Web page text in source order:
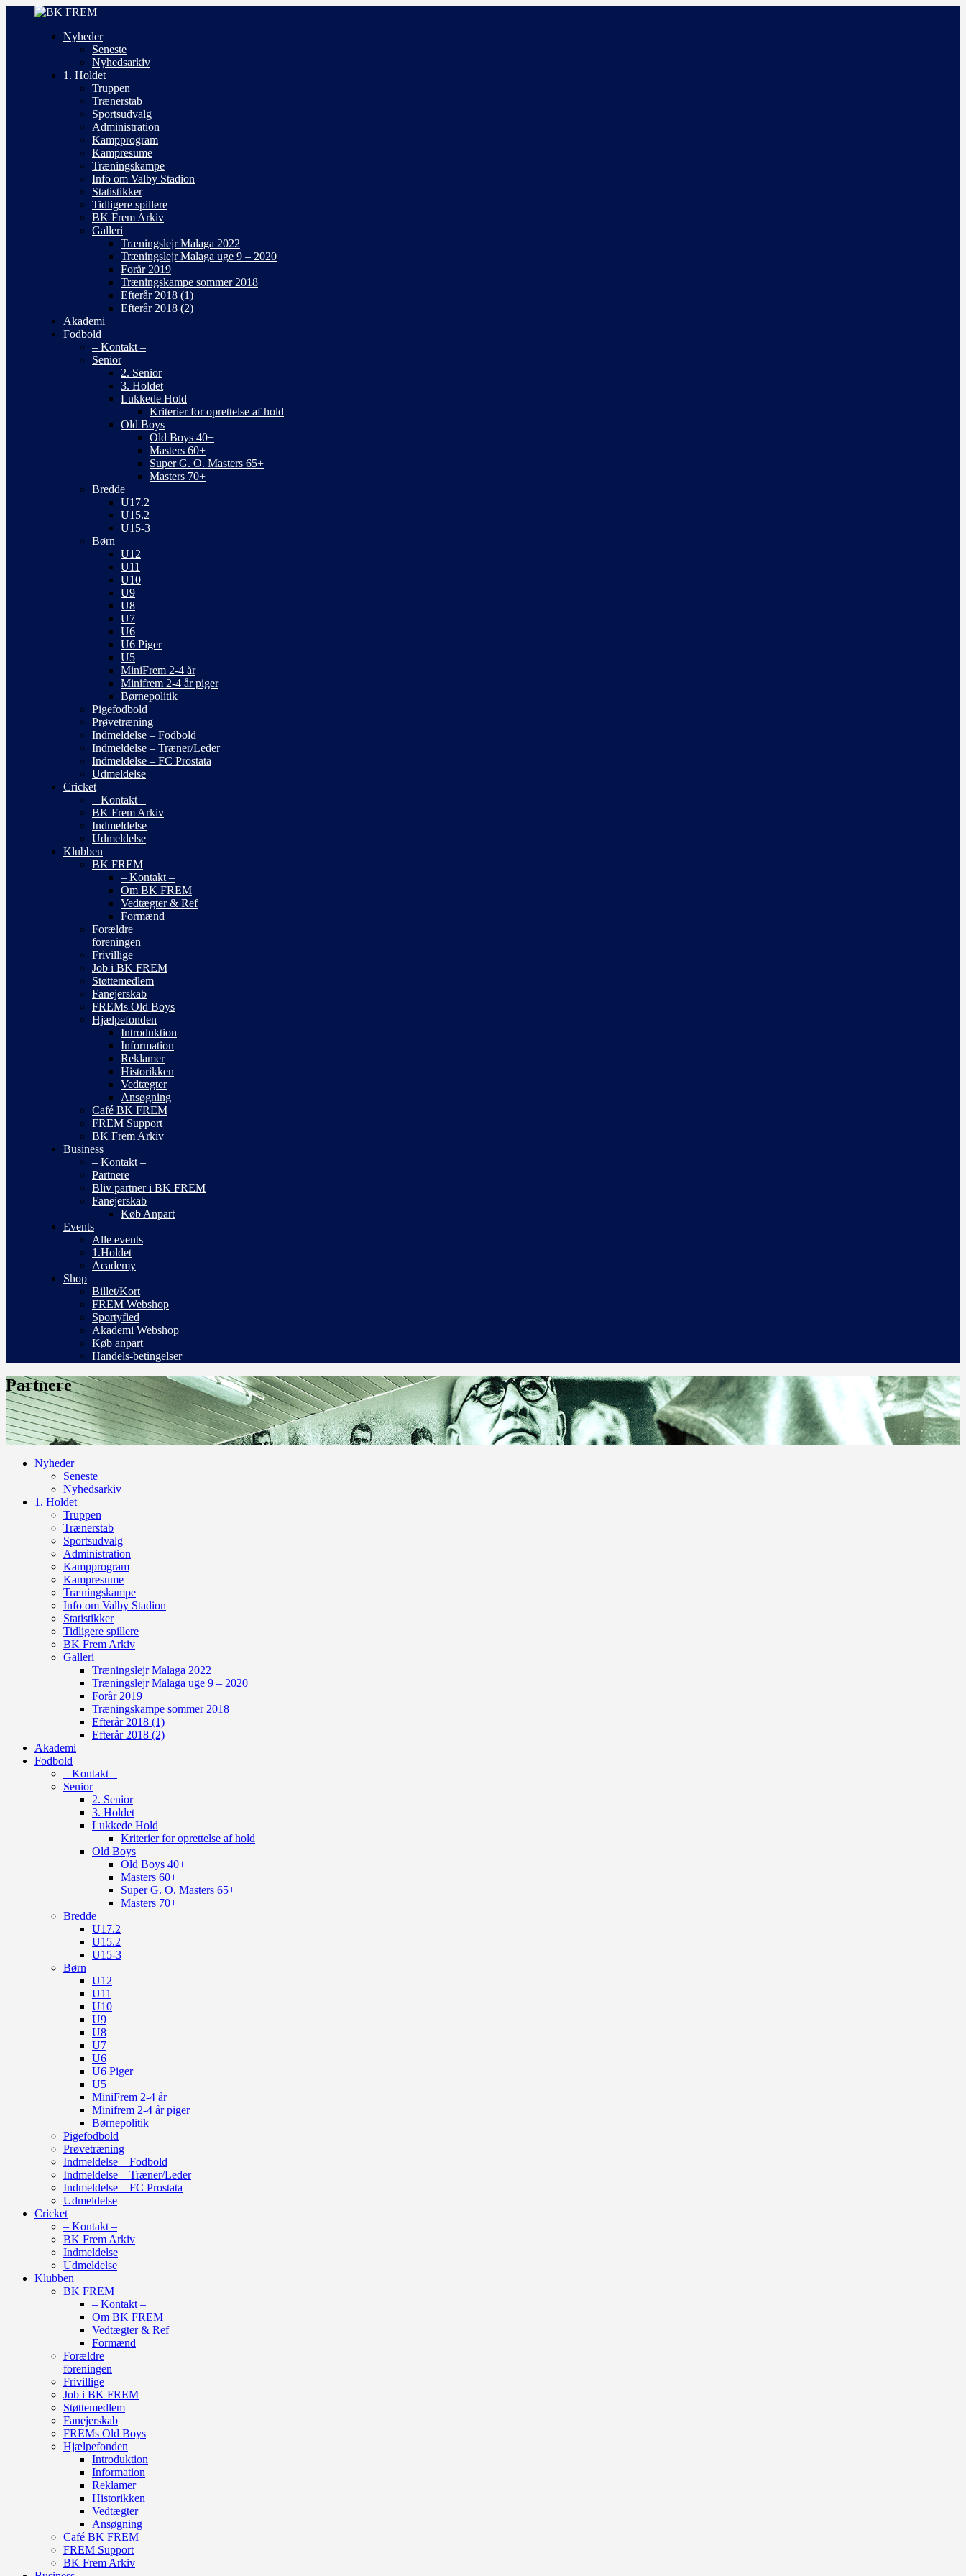
Nyheder
Seneste
Nyhedsarkiv
1. Holdet
Truppen
Trænerstab
Sportsudvalg
Administration
Kampprogram
Kampresume
Træningskampe
Info om Valby Stadion
Statistikker
Tidligere spillere
BK Frem Arkiv
Galleri
Træningslejr Malaga 2022
Træningslejr Malaga uge 9 – 2020
Forår 2019
Træningskampe sommer 2018
Efterår 2018 (1)
Efterår 2018 (2)
Akademi
Fodbold
– Kontakt –
Senior
2. Senior
3. Holdet
Lukkede Hold
Kriterier for oprettelse af hold
Old Boys
Old Boys 40+
Masters 60+
Super G. O. Masters 65+
Masters 70+
Bredde
U17.2
U15.2
U15-3
Børn
U12
U11
U10
U9
U8
U7
U6
U6 Piger
U5
MiniFrem 2-4 år
Minifrem 2-4 år piger
Børnepolitik
Pigefodbold
Prøvetræning
Indmeldelse – Fodbold
Indmeldelse – Træner/Leder
Indmeldelse – FC Prostata
Udmeldelse
Cricket
– Kontakt –
BK Frem Arkiv
Indmeldelse
Udmeldelse
Klubben
BK FREM
– Kontakt –
Om BK FREM
Vedtægter & Ref
Formænd
Forældre
foreningen
Frivillige
Job i BK FREM
Støttemedlem
Fanejerskab
FREMs Old Boys
Hjælpefonden
Introduktion
Information
Reklamer
Historikken
Vedtægter
Ansøgning
Café BK FREM
FREM Support
BK Frem Arkiv
Business
– Kontakt –
Partnere
Bliv partner i BK FREM
Fanejerskab
Køb Anpart
Events
Alle events
1.Holdet
Academy
Shop
Billet/Kort
FREM Webshop
Sportyfied
Akademi Webshop
Køb anpart
Handels-betingelser
Partnere
Nyheder
Seneste
Nyhedsarkiv
1. Holdet
Truppen
Trænerstab
Sportsudvalg
Administration
Kampprogram
Kampresume
Træningskampe
Info om Valby Stadion
Statistikker
Tidligere spillere
BK Frem Arkiv
Galleri
Træningslejr Malaga 2022
Træningslejr Malaga uge 9 – 2020
Forår 2019
Træningskampe sommer 2018
Efterår 2018 (1)
Efterår 2018 (2)
Akademi
Fodbold
– Kontakt –
Senior
2. Senior
3. Holdet
Lukkede Hold
Kriterier for oprettelse af hold
Old Boys
Old Boys 40+
Masters 60+
Super G. O. Masters 65+
Masters 70+
Bredde
U17.2
U15.2
U15-3
Børn
U12
U11
U10
U9
U8
U7
U6
U6 Piger
U5
MiniFrem 2-4 år
Minifrem 2-4 år piger
Børnepolitik
Pigefodbold
Prøvetræning
Indmeldelse – Fodbold
Indmeldelse – Træner/Leder
Indmeldelse – FC Prostata
Udmeldelse
Cricket
– Kontakt –
BK Frem Arkiv
Indmeldelse
Udmeldelse
Klubben
BK FREM
– Kontakt –
Om BK FREM
Vedtægter & Ref
Formænd
Forældre
foreningen
Frivillige
Job i BK FREM
Støttemedlem
Fanejerskab
FREMs Old Boys
Hjælpefonden
Introduktion
Information
Reklamer
Historikken
Vedtægter
Ansøgning
Café BK FREM
FREM Support
BK Frem Arkiv